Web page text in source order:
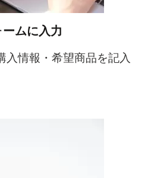
ムに入力
入情報・希望商品を記入